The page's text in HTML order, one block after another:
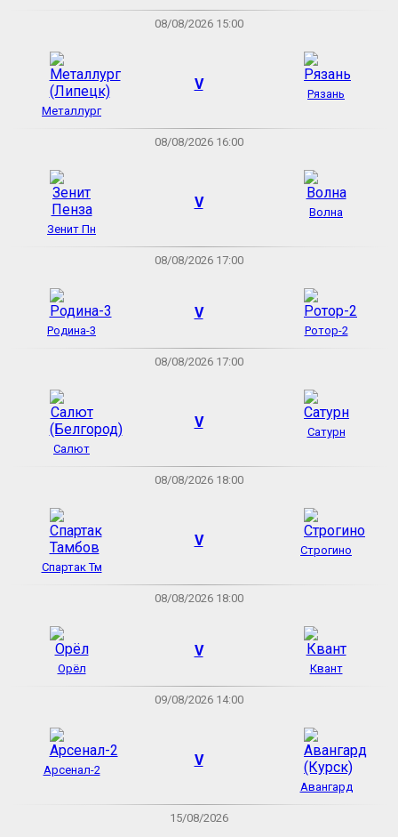
08/08/2026 15:00
Металлург
V
Рязань
08/08/2026 16:00
Зенит Пн
V
Волна
08/08/2026 17:00
Родина-3
V
Ротор-2
08/08/2026 17:00
Салют
V
Сатурн
08/08/2026 18:00
Спартак Тм
V
Строгино
08/08/2026 18:00
Орёл
V
Квант
09/08/2026 14:00
Арсенал-2
V
Авангард
15/08/2026